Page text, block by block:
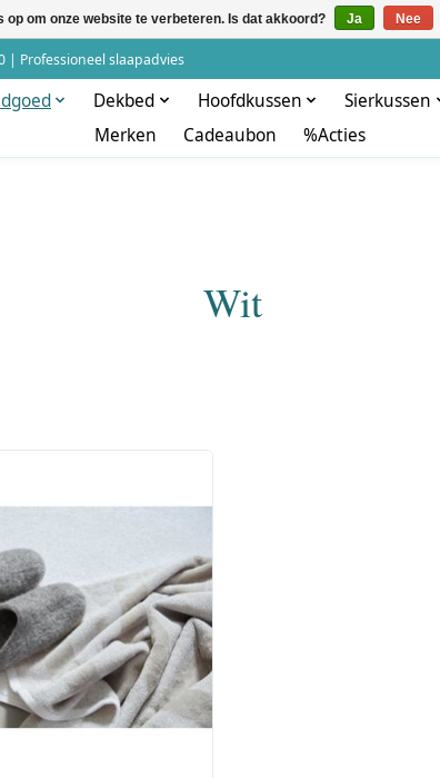
| Professioneel slaapadvies
Dekbed Hoofdkussen Sierkussen
Merken
Cadeaubon %Acties
Wit
op om onze website te verbeteren. Is dat akkoord? Ja Nee